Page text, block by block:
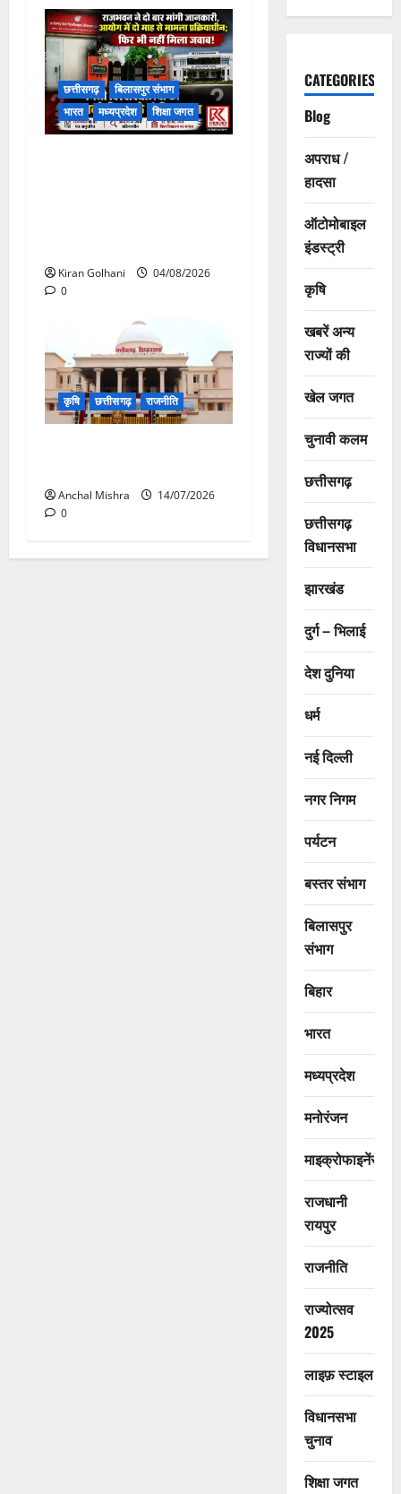
छत्तीसगढ़
बिलासपुर संभाग
भारत
मध्यप्रदेश शिक्षा जगत
Kiran Golhani
04/08/2026
0
कृषि छत्तीसगढ़ राजनीति
Anchal Mishra
14/07/2026
0
CATEGORIES
Blog
अपराध /
हादसा
ऑटोमोबाइल
इंडस्ट्री
कृषि
खबरें अन्य
राज्यों की
खेल जगत
चुनावी कलम
छत्तीसगढ़
छत्तीसगढ़
विधानसभा
झारखंड
दुर्ग – भिलाई
देश दुनिया
धर्म
नई दिल्ली
नगर निगम
पर्यटन
बस्तर संभाग
बिलासपुर
संभाग
बिहार
भारत
मध्यप्रदेश
मनोरंजन
माइक्रोफाइनेंस
राजधानी
रायपुर
राजनीति
राज्योत्सव
2025
लाइफ़ स्टाइल
विधानसभा
चुनाव
शिक्षा जगत